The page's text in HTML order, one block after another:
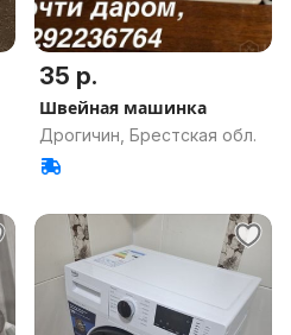
35 р.
Швейная машинка
Дрогичин, Брестская обл.